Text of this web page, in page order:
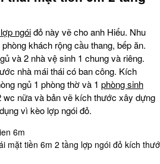
ngóiđỏ này vẽ cho anh Hiếu. Nhu
khách rộng cầu thang, bếp ăn.
và 2 nhà vệ sinh 1 chung và riêng.
nhà mái thái có ban công. Kích
ngủ 1 phòng thờ và 1 phòng sinh
wc nữa và bản vẽ kích thước xây dựng
vì kèo lợp ngói đỏ.
mặt tiền 6m 2 tầng lợp ngói đỏ kích